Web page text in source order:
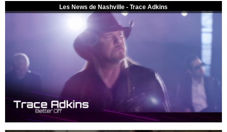
Les News de Nashville - Trace Adkins